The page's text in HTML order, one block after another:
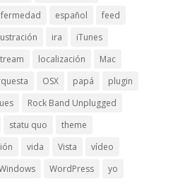
español
feed
ira
iTunes
localización
Mac
OSX papá
plugin
Rock Band Unplugged
statu quo
theme
vida Vista
vídeo
WordPress
yo